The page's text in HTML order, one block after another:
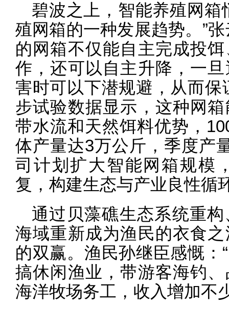
碧波之上，智能养殖网箱
殖网箱的一种发展趋势。”
的网箱不仅能自主完成投
作，还可以自主升降，一
害时可以下潜规避，从而保
步试验数据显示，这种网
带水流和天然饵料优势，
体产量达3万公斤，季度产
司计划扩大智能网箱规模
复，构建生态与产业良性循
通过贝藻礁生态系统重
海域重新成为渔民的衣食
的双赢。渔民孙继臣感慨
搞休闲渔业，带游客海钓
海洋牧场务工，收入增加不